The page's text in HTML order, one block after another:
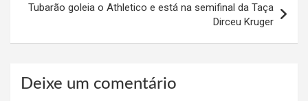
Tubarão goleia o Athletico e está na semifinal da Taça
Dirceu Kruger
Deixe um comentário